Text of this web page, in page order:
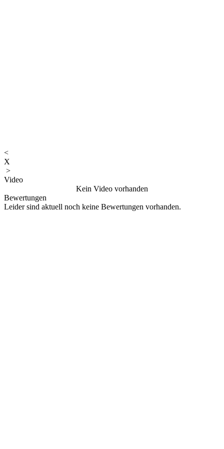
<
X
>
Video
Kein Video vorhanden
Bewertungen
Leider sind aktuell noch keine Bewertungen vorhanden.